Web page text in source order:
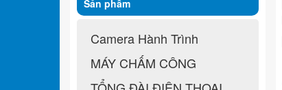
Sản phẩm
Camera Hành Trình
MÁY CHẤM CÔNG